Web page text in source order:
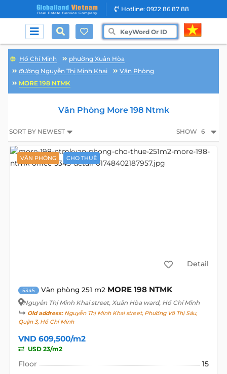
Hotline: 0922 86 87 88
Hồ Chí Minh
phường Xuân Hòa
đường Nguyễn Thị Minh Khai
Văn Phòng
MORE 198 NTMK
Văn Phòng More 198 Ntmk
SORT BY NEWEST SHOW 6
VĂN PHÒNG CHO THUÊ
Detail
5345 Văn phòng 251 m2 MORE 198 NTMK
Nguyễn Thị Minh Khai street, Xuân Hòa ward, Hồ Chí Minh
Old address:Nguyễn Thị Minh Khai street, Phường Võ Thị Sáu,
Quận 3, Hồ Chí Minh
VND 609,500/m2
USD 23/m2
Floor
15